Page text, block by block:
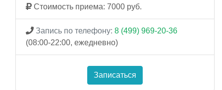
Стоимость приема: 7000 руб.
Запись по телефону: 8 (499) 969-20-36
(08:00-22:00, ежедневно)
Записаться